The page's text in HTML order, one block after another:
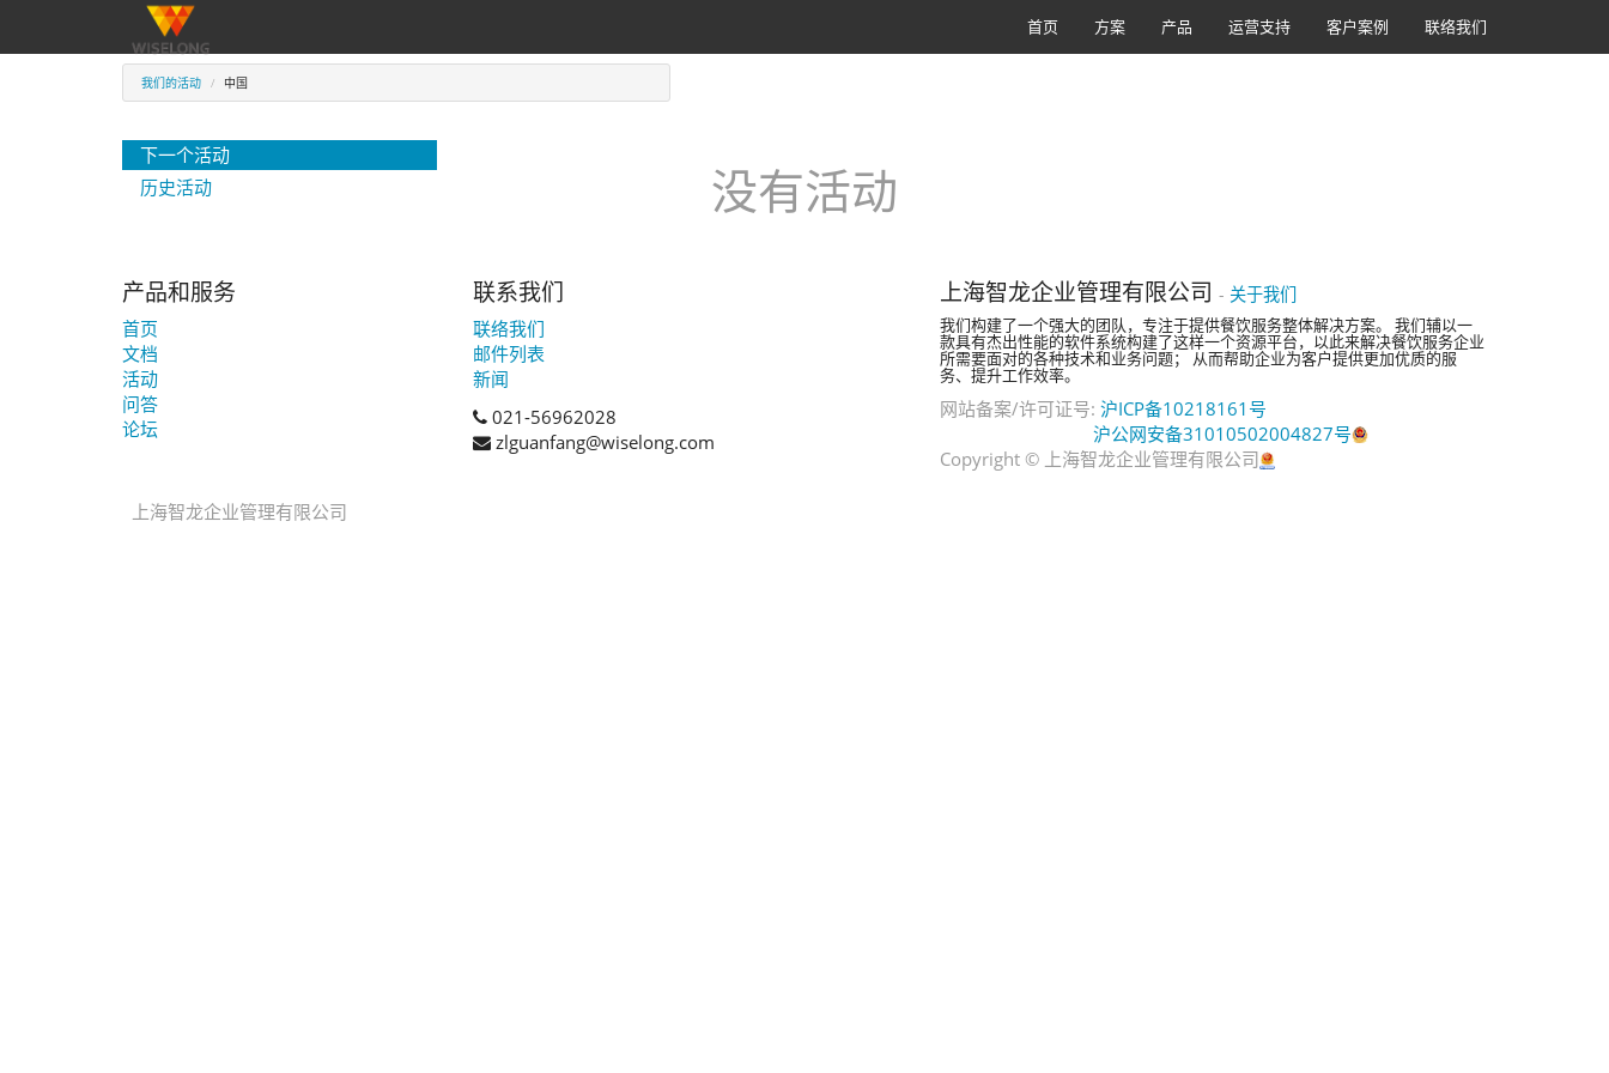
首页 方案 产品 运营支持 客户案例 联络我们
我们的活动 中国
下一个活动
历史活动
没有活动
产品和服务
首页
文档
活动
问答
论坛
联系我们
联络我们
邮件列表
新闻
021-56962028
zlguanfang@wiselong.com
上海智龙企业管理有限公司 - 关于我们
我们构建了一个强大的团队，专注于提供餐饮服务整体解决方案。 我们辅以一
款具有杰出性能的软件系统构建了这样一个资源平台，以此来解决餐饮服务企业
所需要面对的各种技术和业务问题； 从而帮助企业为客户提供更加优质的服
务、提升工作效率。
网站备案/许可证号: 沪ICP备10218161号
沪公网安备31010502004827号
Copyright © 上海智龙企业管理有限公司
上海智龙企业管理有限公司